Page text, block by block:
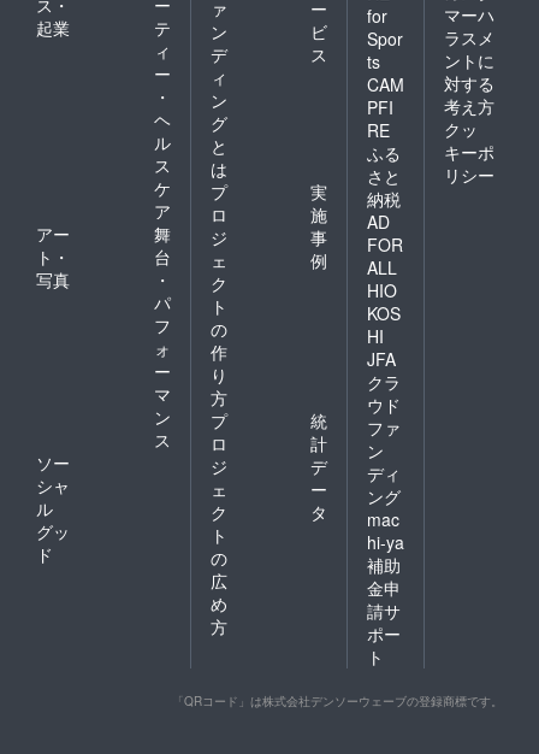
起業
テ
ィ
ー
・
ヘ
ル
ス
ケ
ア
アー
ト・
写真
舞
台
・
パ
フ
ォ
ー
マ
ン
ス
ソー
シャ
ル
グッ
ド
ァ
ン
デ
ィ
ン
グ
と
は
ー
ビ
ス
プ
ロ
ジ
ェ
ク
ト
の
作
り
方
実
施
事
例
プ
ロ
ジ
ェ
ク
ト
の
広
め
方
統
計
デ
ー
タ
for
Spor
ts
CAM
PFI
RE
ふる
さと
納税
AD
FOR
ALL
HIO
KOS
HI
JFA
クラ
ウド
ファ
ン
ディ
ング
mac
hi-ya
補助
金申
請サ
ポー
ト
マーハ
ラスメ
ントに
対する
考え方
クッ
キーポ
リシー
「QRコード」は株式会社デンソーウェーブの登録商標です。